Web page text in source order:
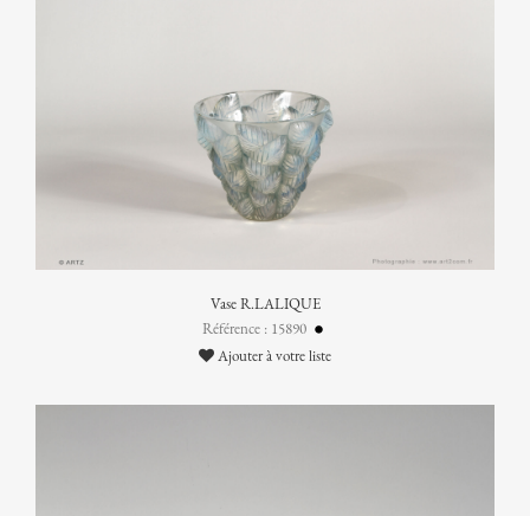
Vase R.LALIQUE
Référence : 15890
Ajouter à votre liste